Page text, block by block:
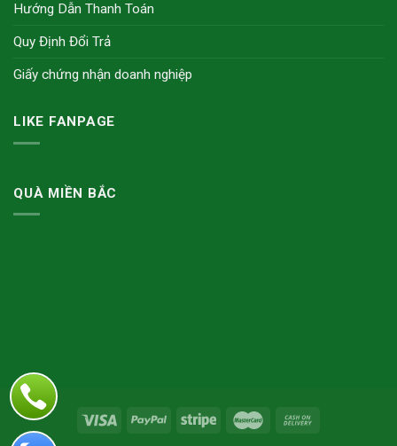
Hướng Dẫn Thanh Toán
Quy Định Đổi Trả
Giấy chứng nhận doanh nghiệp
LIKE FANPAGE
QUÀ MIỀN BẮC